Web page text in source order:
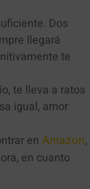
Dos
llegará
te
te lleva a ratos
igual, amor
en Amazon,
en cuanto